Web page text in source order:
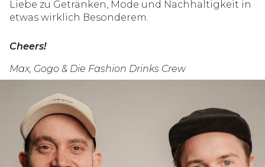
Liebe zu Getränken, Mode und Nachhaltigkeit in
etwas wirklich Besonderem.
Cheers!
Max, Gogo & Die Fashion Drinks Crew